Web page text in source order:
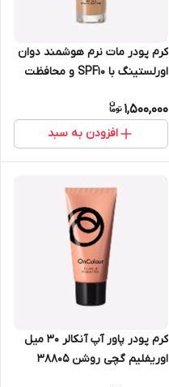
کرم پودر مات نرم هوشمند دوان
اورلستینگ با SPF10 و محافظت
1,500,000
افزودن به سبد
کرم پودر پاور آپ آنکالر 30 میل
اوریفلیم گچی روشن 38805